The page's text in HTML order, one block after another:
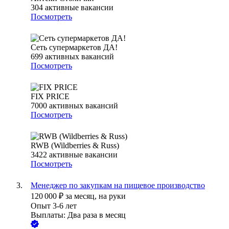
304 активные вакансии
Посмотреть
Сеть супермаркетов ДА!
699 активных вакансий
Посмотреть
FIX PRICE
7000 активных вакансий
Посмотреть
RWB (Wildberries & Russ)
3422 активные вакансии
Посмотреть
Менеджер по закупкам на пищевое производство
120 000 ₽ за месяц, на руки
Опыт 3-6 лет
Выплаты: Два раза в месяц